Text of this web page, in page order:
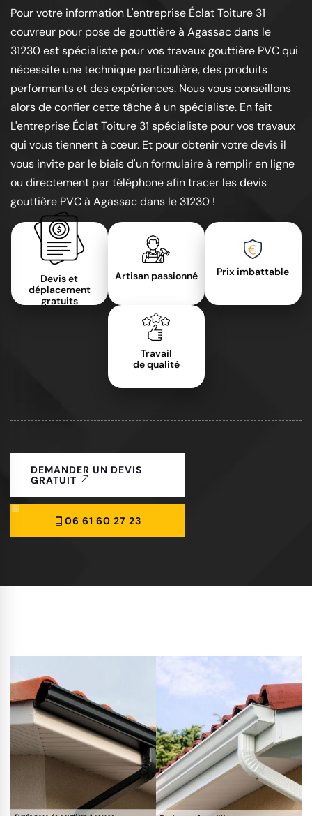
Pour votre information L'entreprise Éclat Toiture 31
couvreur pour pose de gouttière à Agassac dans le
31230 est spécialiste pour vos travaux gouttière PVC qui
nécessite une technique particulière, des produits
performants et des expériences. Nous vous conseillons
alors de confier cette tâche à un spécialiste. En fait
L'entreprise Éclat Toiture 31 spécialiste pour vos travaux
qui vous tiennent à cœur. Et pour obtenir votre devis il
vous invite par le biais d'un formulaire à remplir en ligne
ou directement par téléphone afin tracer les devis
gouttière PVC à Agassac dans le 31230 !
Devis et
déplacement
gratuits
Artisan passionné Prix imbattable
Travail
de qualité
DEMANDER UN DEVIS
GRATUIT
06 61 60 27 23